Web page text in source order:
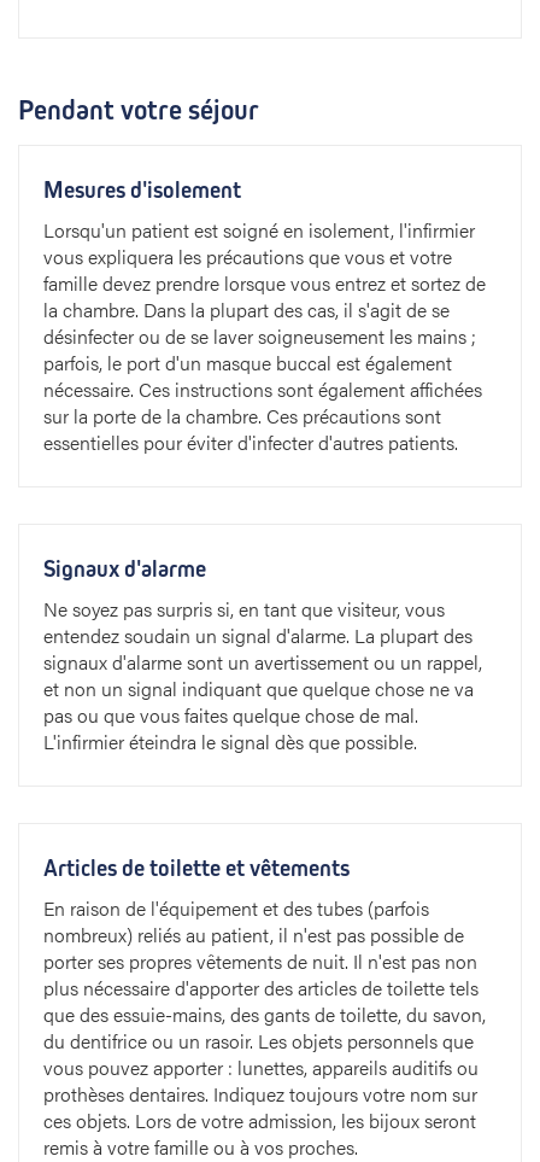
Pendant votre séjour
Mesures d'isolement
Lorsqu'un patient est soigné en isolement, l'infirmier
vous expliquera les précautions que vous et votre
famille devez prendre lorsque vous entrez et sortez de
la chambre. Dans la plupart des cas, il s'agit de se
désinfecter ou de se laver soigneusement les mains ;
parfois, le port d'un masque buccal est également
nécessaire. Ces instructions sont également affichées
sur la porte de la chambre. Ces précautions sont
essentielles pour éviter d'infecter d'autres patients.
Signaux d'alarme
Ne soyez pas surpris si, en tant que visiteur, vous
entendez soudain un signal d'alarme. La plupart des
signaux d'alarme sont un avertissement ou un rappel,
et non un signal indiquant que quelque chose ne va
pas ou que vous faites quelque chose de mal.
L'infirmier éteindra le signal dès que possible.
Articles de toilette et vêtements
En raison de l'équipement et des tubes (parfois
nombreux) reliés au patient, il n'est pas possible de
porter ses propres vêtements de nuit. Il n'est pas non
plus nécessaire d'apporter des articles de toilette tels
que des essuie-mains, des gants de toilette, du savon,
du dentifrice ou un rasoir. Les objets personnels que
vous pouvez apporter : lunettes, appareils auditifs ou
prothèses dentaires. Indiquez toujours votre nom sur
ces objets. Lors de votre admission, les bijoux seront
remis à votre famille ou à vos proches.